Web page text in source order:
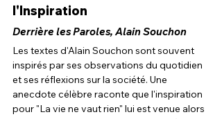
l'Inspiration
Derrière les Paroles, Alain Souchon
Les textes d'Alain Souchon sont souvent
inspirés par ses observations du quotidien
et ses réflexions sur la société. Une
anecdote célèbre raconte que l'inspiration
pour "La vie ne vaut rien" lui est venue alors